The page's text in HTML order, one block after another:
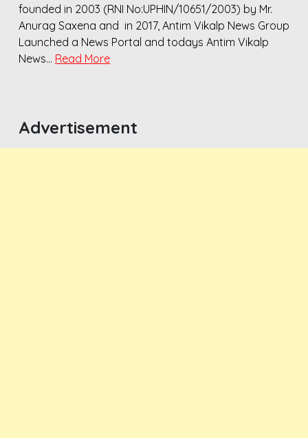
founded in 2003 (RNI No:UPHIN/10651/2003) by Mr.
Anurag Saxena and in 2017, Antim Vikalp News Group
Launched a News Portal and todays Antim Vikalp
News… Read More
Advertisement